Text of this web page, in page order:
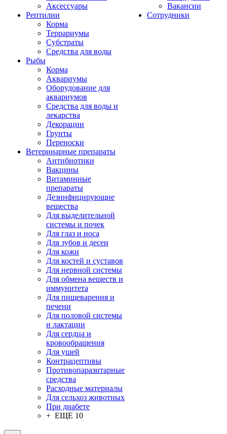
Аксессуары
Рептилии
Корма
Террариумы
Субстраты
Средства для воды
Рыбы
Корма
Аквариумы
Оборудование для
аквариумов
Средства для воды и
лекарства
Декорации
Грунты
Переноски
Ветеринарные препараты
Антибиотики
Вакцины
Витаминные
препараты
Дезинфицирующие
вещества
Для выделительной
системы и почек
Для глаз и носа
Для зубов и десен
Для кожи
Для костей и суставов
Для нервной системы
Для обмена веществ и
иммунитета
Для пищеварения и
печени
Для половой системы
и лактации
Для сердца и
кровообращения
Для ушей
Контрацептивы
Противопаразитарные
средства
Расходные материалы
Для сельхоз животных
При диабете
+ ЕЩЕ 10
Вакансии
Сотрудники